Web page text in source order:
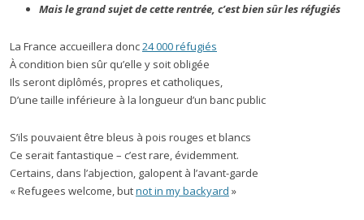
Mais le grand sujet de cette rentrée, c’est bien sûr les réfugiés
La France accueillera donc24000 réfugiés
À condition bien sûr qu’elle y soit obligée
Ils seront diplômés, propres et catholiques,
D’une taille inférieure à la longueur d’un banc public
S’ils pouvaient être bleus à pois rouges et blancs
Ce serait fantastique – c’est rare, évidemment.
Certains, dans l’abjection, galopent à l’avant-garde
« Refugees welcome, butnot in my backyard »